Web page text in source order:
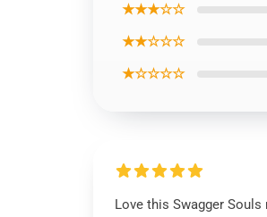
★★★☆☆
★★☆☆☆
★☆☆☆☆
Love this Swagger